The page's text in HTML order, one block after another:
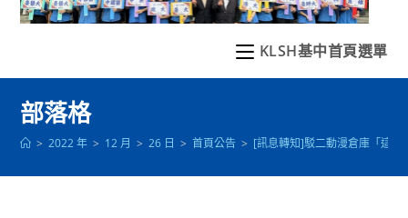
KLSH基中首頁選單
部落格
> 2022 年 > 12 月 > 26 日 > 首頁公告 > [訊息轉知]駁二動漫倉庫「這